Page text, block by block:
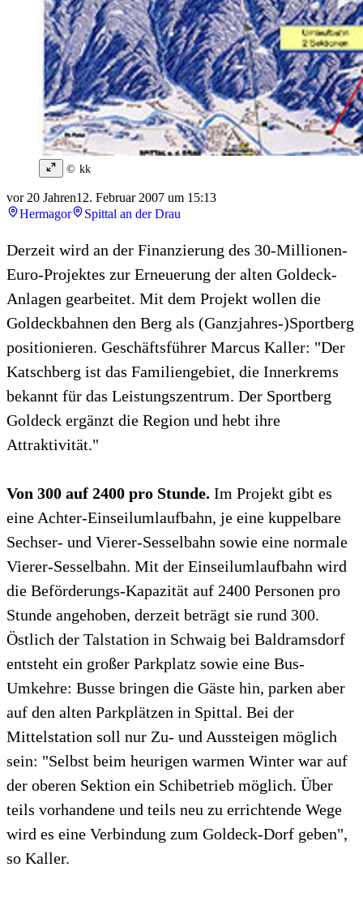
© kk
vor 20 Jahren12. Februar 2007 um 15:13
Hermagor
Spittal an der Drau
Derzeit wird an der Finanzierung des 30-Millionen-
Euro-Projektes zur Erneuerung der alten Goldeck-
Anlagen gearbeitet. Mit dem Projekt wollen die
Goldeckbahnen den Berg als (Ganzjahres-)Sportberg
positionieren. Geschäftsführer Marcus Kaller: "Der
Katschberg ist das Familiengebiet, die Innerkrems
bekannt für das Leistungszentrum. Der Sportberg
Goldeck ergänzt die Region und hebt ihre
Attraktivität."
Von 300 auf 2400 pro Stunde. Im Projekt gibt es
eine Achter-Einseilumlaufbahn, je eine kuppelbare
Sechser- und Vierer-Sesselbahn sowie eine normale
Vierer-Sesselbahn. Mit der Einseilumlaufbahn wird
die Beförderungs-Kapazität auf 2400 Personen pro
Stunde angehoben, derzeit beträgt sie rund 300.
Östlich der Talstation in Schwaig bei Baldramsdorf
entsteht ein großer Parkplatz sowie eine Bus-
Umkehre: Busse bringen die Gäste hin, parken aber
auf den alten Parkplätzen in Spittal. Bei der
Mittelstation soll nur Zu- und Aussteigen möglich
sein: "Selbst beim heurigen warmen Winter war auf
der oberen Sektion ein Schibetrieb möglich. Über
teils vorhandene und teils neu zu errichtende Wege
wird es eine Verbindung zum Goldeck-Dorf geben",
so Kaller.